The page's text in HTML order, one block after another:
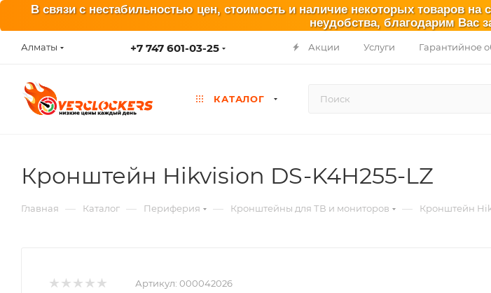
В связи с нестабильностью цен, стоимость и наличие некоторых товаров
неудобства, благодарим Вас
Алматы +7 747 601-03-25 Акции Услуги Гарантийное
КАТАЛОГ
Кронштейн Hikvision DS-K4H255-LZ
Главная — Каталог — Периферия — Кронштейны для ТВ и мониторов — Кронштейн
Артикул: 000042026